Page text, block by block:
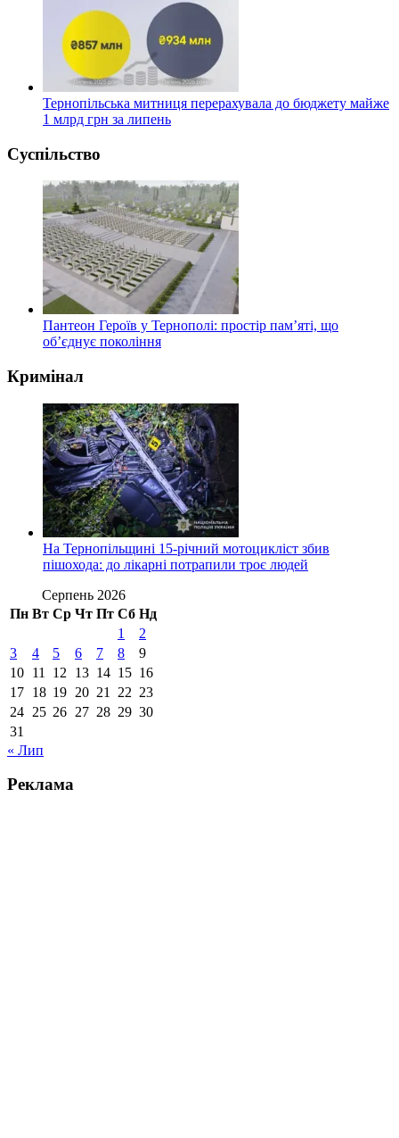
Тернопільська митниця перерахувала до бюджету майже
1 млрд грн за липень
Суспільство
Пантеон Героїв у Тернополі: простір пам’яті, що
об’єднує покоління
Кримінал
На Тернопільщині 15-річний мотоцикліст збив
пішохода: до лікарні потрапили троє людей
Серпень 2026
Пн Вт Ср Чт Пт Сб Нд
1
2
3
4 5 6 7 8
9
10 11 12 13 14 15 16
17 18 19 20 21 22 23
24 25 26 27 28 29 30
31
« Лип
Реклама